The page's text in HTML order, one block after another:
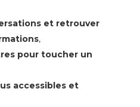
et retrouver
,
pour toucher un
accessibles et